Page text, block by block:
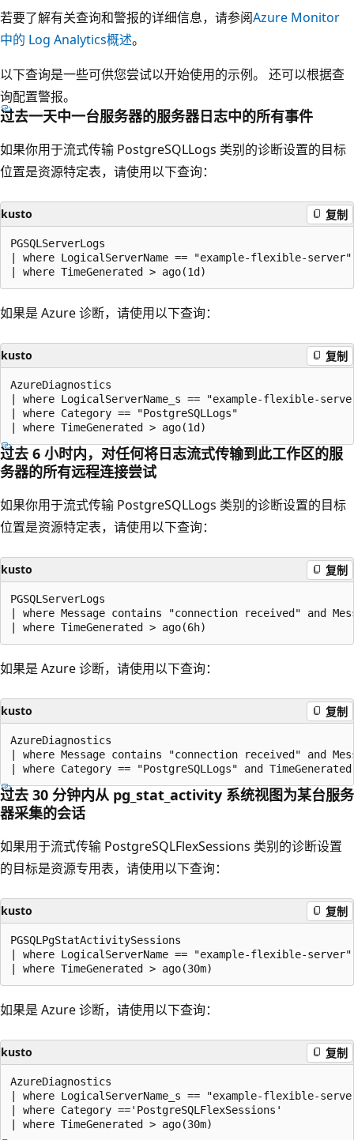
若要了解有关查询和警报的详细信息，请参阅Azure Monitor
中的 Log Analytics概述。
以下查询是一些可供您尝试以开始使用的示例。 还可以根据查
询配置警报。
过去一天中一台服务器的服务器日志中的所有事件
如果你用于流式传输 PostgreSQLLogs 类别的诊断设置的目标
位置是资源特定表，请使用以下查询：
kusto 复制
PGSQLServerLogs
| where LogicalServerName == "example-flexible-server"
如果是 Azure 诊断，请使用以下查询：
kusto 复制
AzureDiagnostics
| where LogicalServerName_s == "example-flexible-
| where Category == "PostgreSQLLogs"
过去 6 小时内，对任何将日志流式传输到此工作区的服
务器的所有远程连接尝试
如果你用于流式传输 PostgreSQLLogs 类别的诊断设置的目标
位置是资源特定表，请使用以下查询：
kusto 复制
PGSQLServerLogs
| where Message contains "connection received" and
如果是 Azure 诊断，请使用以下查询：
kusto 复制
AzureDiagnostics
| where Message contains "connection received" and
过去 30 分钟内从 pg_stat_activity 系统视图为某台服务
器采集的会话
如果用于流式传输 PostgreSQLFlexSessions 类别的诊断设置
的目标是资源专用表，请使用以下查询：
kusto 复制
PGSQLPgStatActivitySessions
| where LogicalServerName == "example-flexible-server"
如果是 Azure 诊断，请使用以下查询：
kusto 复制
AzureDiagnostics
| where LogicalServerName_s == "example-flexible-
| where Category =='PostgreSQLFlexSessions'